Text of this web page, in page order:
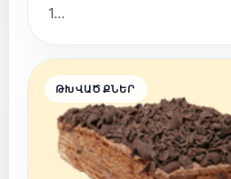
1…
ԹԽՎԱԾՔՆԵՐ